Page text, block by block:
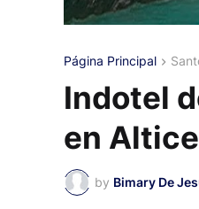
Página Principal
Indotel
en
by Bimary De